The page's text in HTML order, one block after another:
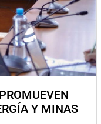
Y MINAS